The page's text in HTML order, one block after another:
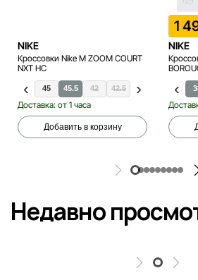
NIKE
Кроссовки Nike M ZOOM COURT
NXT HC
44.5 45 45.5 42 42.5
Доставка: от 1 часа
Добавить в корзину
1
NIKE
36 37.5
Недавно